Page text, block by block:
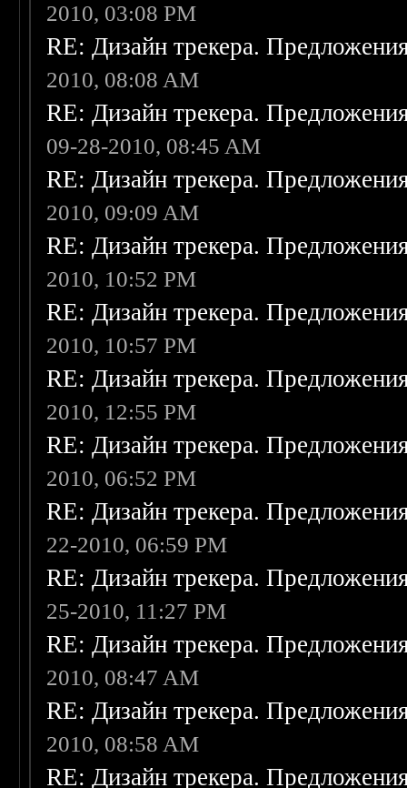
2010, 03:08 PM
RE: Дизайн трекера.
2010, 08:08 AM
RE: Дизайн трекера.
09-28-2010, 08:45 AM
RE: Дизайн трекера.
2010, 09:09 AM
RE: Дизайн трекера.
2010, 10:52 PM
RE: Дизайн трекера.
2010, 10:57 PM
RE: Дизайн трекера.
2010, 12:55 PM
RE: Дизайн трекера.
2010, 06:52 PM
RE: Дизайн трекера.
22-2010, 06:59 PM
RE: Дизайн трекера.
25-2010, 11:27 PM
RE: Дизайн трекера.
2010, 08:47 AM
RE: Дизайн трекера.
2010, 08:58 AM
RE: Дизайн трекера.